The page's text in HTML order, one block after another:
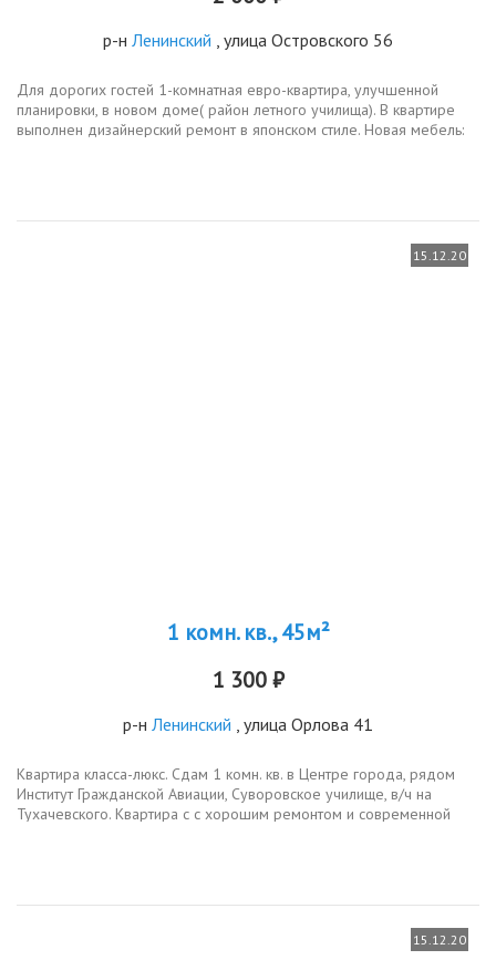
р-н Ленинский , улица Островского 56
Для дорогих гостей 1-комнатная евро-квартира, улучшенной
планировки, в новом доме( район летного училища). В квартире
выполнен дизайнерский ремонт в японском стиле. Новая мебель:
15.12.20
1 комн. кв., 45м²
1 300 ₽
р-н Ленинский , улица Орлова 41
Квартира класса-люкс. Сдам 1 комн. кв. в Центре города, рядом
Институт Гражданской Авиации, Суворовское училище, в/ч на
Тухачевского. Квартира с с хорошим ремонтом и современной
15.12.20